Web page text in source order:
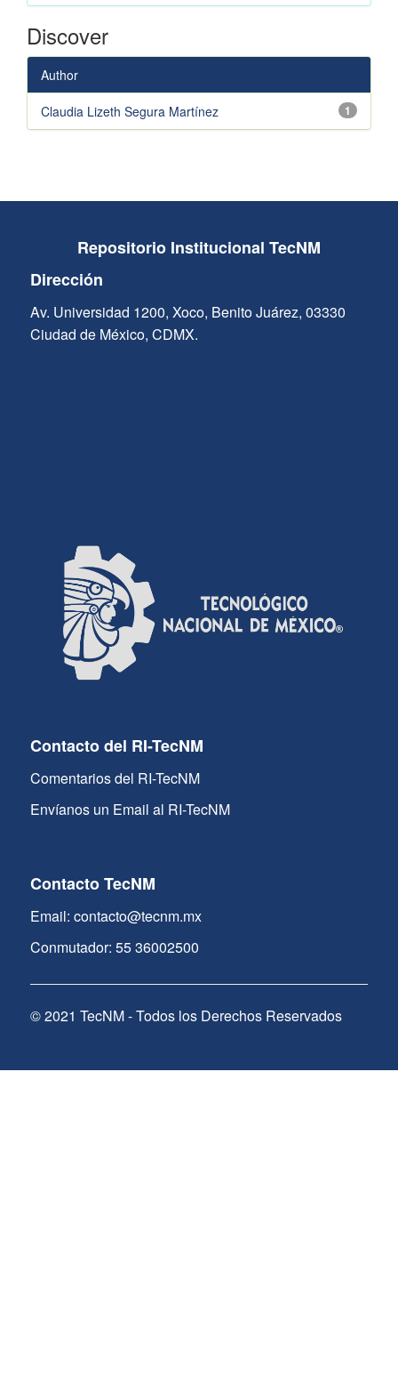
Discover
Author
1
Claudia Lizeth Segura Martínez
Repositorio Institucional TecNM
Dirección
Av. Universidad 1200, Xoco, Benito Juárez, 03330
Ciudad de México, CDMX.
Contacto del RI-TecNM
Comentarios del RI-TecNM
Envíanos un Email al RI-TecNM
Contacto TecNM
Email: contacto@tecnm.mx
Conmutador: 55 36002500
© 2021 TecNM - Todos los Derechos Reservados